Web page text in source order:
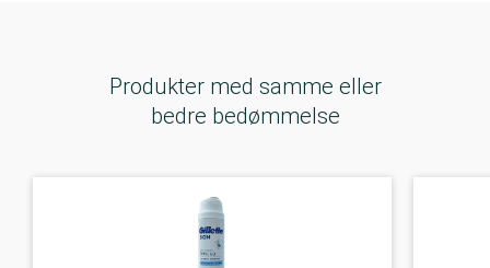
Produkter med samme eller
bedre bedømmelse